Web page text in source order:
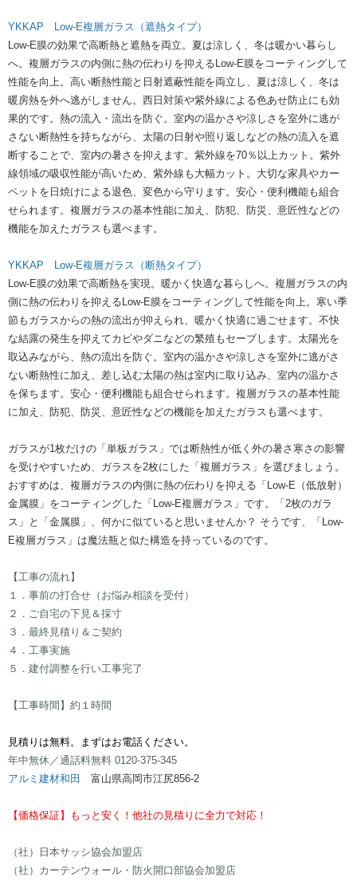
​YKKAP Low-E複層ガラス（遮熱タイプ）​​
​Low-E膜の効果で高断熱と遮熱を両立。夏は涼しく、冬は暖かい暮らし
へ。複層ガラスの内側に熱の伝わりを抑えるLow-E膜をコーティングして
性能を向上。高い断熱性能と日射遮蔽性能を両立し、夏は涼しく、冬は
暖房熱を外へ逃がしません。西日対策や紫外線による色あせ防止にも効
果的です。熱の流入・流出を防ぐ。室内の温かさや涼しさを室外に逃が
さない断熱性を持ちながら、太陽の日射や照り返しなどの熱の流入を遮
断することで、室内の暑さを抑えます。紫外線を70％以上カット。紫外
線領域の吸収性能が高いため、紫外線も大幅カット。大切な家具やカー
ペットを日焼けによる退色、変色から守ります。安心・便利機能も組合
せられます。複層ガラスの基本性能に加え、防犯、防災、意匠性などの
機能を加えたガラスも選べます。
​YKKAP Low-E複層ガラス（断熱タイプ）​​​​​
​Low-E膜の効果で高断熱を実現。暖かく快適な暮らしへ。複層ガラスの内
側に熱の伝わりを抑えるLow-E膜をコーティングして性能を向上。寒い季
節もガラスからの熱の流出が抑えられ、暖かく快適に過ごせます。不快
な結露の発生を抑えてカビやダニなどの繁殖もセーブします。太陽光を
取込みながら、熱の流出を防ぐ。室内の温かさや涼しさを室外に逃がさ
ない断熱性に加え、差し込む太陽の熱は室内に取り込み、室内の温かさ
を保ちます。安心・便利機能も組合せられます。複層ガラスの基本性能
に加え、防犯、防災、意匠性などの機能を加えたガラスも選べます。
​ガラスが1枚だけの「単板ガラス」では断熱性が低く外の暑さ寒さの影響
を受けやすいため、ガラスを2枚にした「複層ガラス」を選びましょう。
おすすめは、複層ガラスの内側に熱の伝わりを抑える「Low-E（低放射）
金属膜」をコーティングした「Low-E複層ガラス」です。「2枚のガラ
ス」と「金属膜」、何かに似ていると思いませんか？ そうです、「Low-
E複層ガラス」は魔法瓶と似た構造を持っているのです。
【工事の流れ】
１．事前の打合せ（お悩み相談を受付）
２．ご自宅の下見＆採寸
３．最終見積り＆ご契約
４．工事実施
５．建付調整を行い工事完了
【工事時間】約１時間
見積りは無料。まずはお電話ください。
​年中無休／通話料無料 0120-375-345
​アルミ建材和田
​富山県高岡市江尻856-2​
​【価格保証】もっと安く！他社の見積りに全力で対応​​​​​​​​​​​​​​​​！
（社）日本サッシ協会加盟店
（社）カーテンウォール・防火開口部協会加盟店